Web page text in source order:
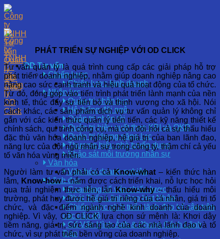
Skip
to
content
OD Tư vấn
Chiến lược
Chiến lược kinh doanh
Nhân lực
Quản trị nhân lực
Hệ thống đãi ngộ
Quản trị nhân tài
Quản trị hiệu suất theo KPI và OKR
Quản trị khung năng lực
Thương hiệu nhà tuyển dụng
Khảo sát môi trường nhân sự
Văn hóa
Văn hóa doanh nghiệp
Lãnh đạo
Coaching cố vấn chiến lược
Phát Triển Lãnh Đạo Hạt Nhân
Chiến lược phát triển lãnh đạo kế cận trên
các cấp độ
Cố Vấn Hình Ảnh & Phong Cách Lãnh
Đạo
PHÁT TRIỂN SỰ NGHIỆP VỚI OD CLICK
Tư vấn quản lý là quá trình cung cấp các giải pháp hỗ trợ
phát triển doanh nghiệp, nhằm giúp doanh nghiệp nâng cao
nâng cao sức cạnh tranh và hiệu quả hoạt động của tổ chức.
Từ đó, đóng góp vào tiến trình phát triển lành mạnh của nền
kinh tế, thúc đẩy sự tiến bộ và thịnh vượng cho xã hội. Nói
cách khác, các sản phẩm dịch vụ tư vấn quản lý không chỉ
gắn với các kiến thức quản lý tiến tiến, các kỹ năng thiết kế
chính sách, qui trình công cụ, mà còn đòi hỏi cả sự thấu hiểu
đặc thù văn hóa doanh nghiệp, hệ giá trị của ban lãnh đạo,
năng lực của đội ngũ nhân sự trong công ty, thậm chí cả yếu
tố văn hóa vùng miền.
Người làm tư vấn phải có cảKnow-what– kiến thức hàn
lâm, Know-how– nắm được cách triển khai, nỗ lực học hỏi
qua trải nghiệm thực tiễn, lẫnKnow-why– thấu hiểu môi
trường, phát huy được hệ giá trị riêng của cá nhân, giá trị tổ
chức, và đặc điểm ngành nghề kinh doanh của doanh
nghiệp. Vì vậy, OD CLICK lựa chọn sứ mệnh là: Khơi dậy
tiềm năng, giá trị, sức sáng tạo của các nhà lãnh đạo và tổ
chức, vì sự phát triển bền vững của doanh nghiệp.